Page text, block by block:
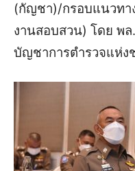
(กัญชา)/กรอบแนวทา
งานสอบสวน) โดย พ
บัญชาการตำรวจแห่